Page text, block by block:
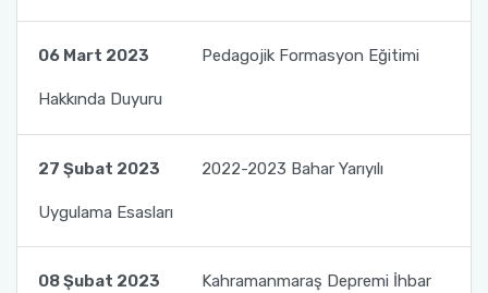
06 Mart 2023 Pedagojik Formasyon Eğitimi
Hakkında Duyuru
27 Şubat 2023 2022-2023 Bahar Yarıyılı
Uygulama Esasları
08 Şubat 2023 Kahramanmaraş Depremi İhbar